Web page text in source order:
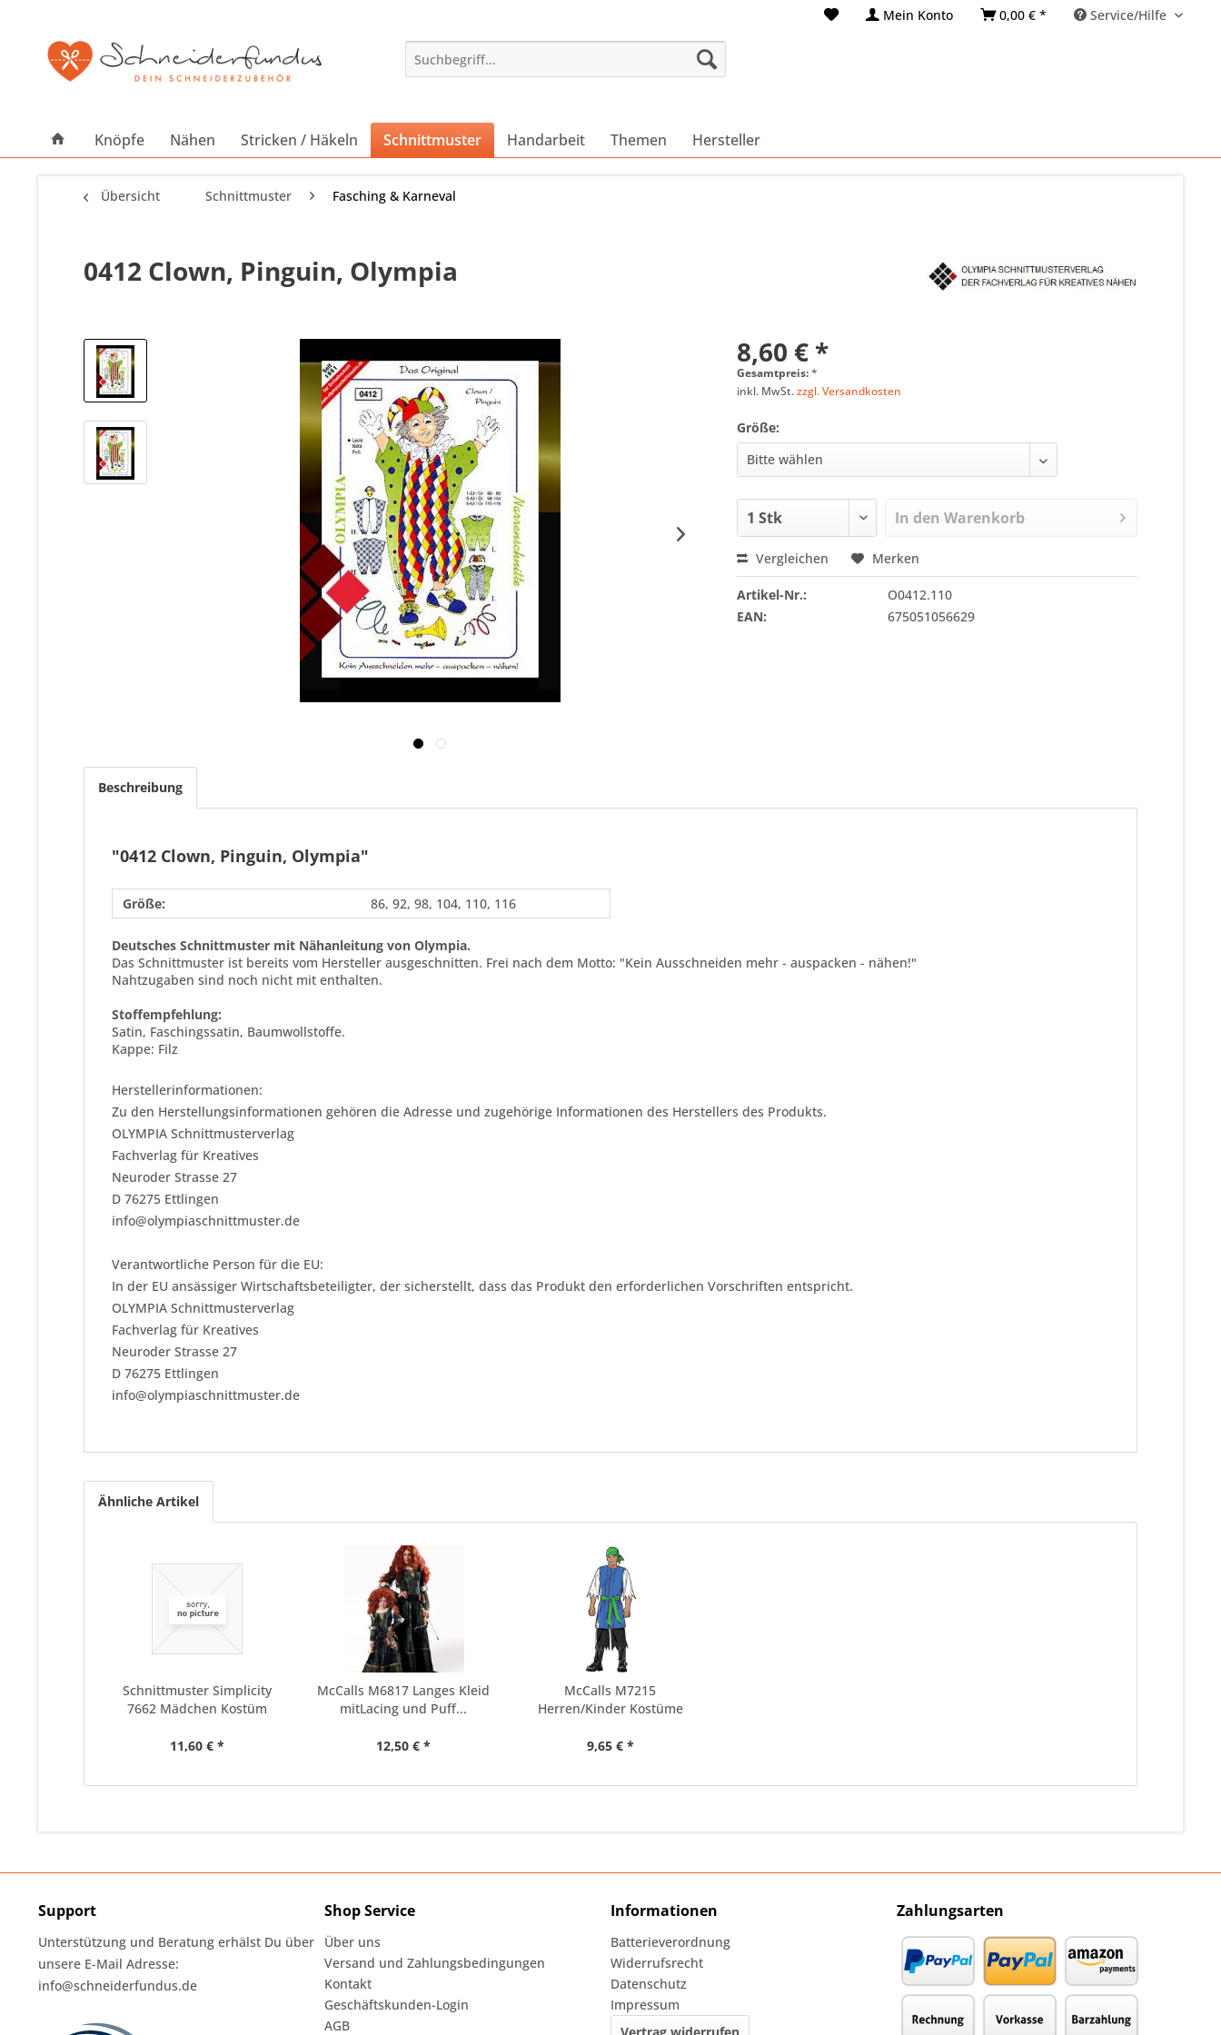
Mein Konto 0,00 € * Service/Hilfe
Knöpfe Nähen Stricken / Häkeln Schnittmuster Handarbeit Themen Hersteller
Übersicht Schnittmuster Fasching & Karneval
0412 Clown, Pinguin, Olympia
8,60 € *
Gesamtpreis:*
inkl. MwSt.zzgl. Versandkosten
Größe:
In den Warenkorb
Vergleichen Merken
Artikel-Nr.:
O0412.110
EAN:
675051056629
Beschreibung
"0412 Clown, Pinguin, Olympia"
Größe: 86, 92, 98, 104, 110, 116
Deutsches Schnittmuster mit Nähanleitung von Olympia.
Das Schnittmuster ist bereits vom Hersteller ausgeschnitten. Frei nach dem Motto: "Kein Ausschneiden mehr - auspacken - nähen!"
Nahtzugaben sind noch nicht mit enthalten.
Stoffempfehlung:
Satin, Faschingssatin, Baumwollstoffe.
Kappe: Filz
Herstellerinformationen:
Zu den Herstellungsinformationen gehören die Adresse und zugehörige Informationen des Herstellers des Produkts.
OLYMPIA Schnittmusterverlag
Fachverlag für Kreatives
Neuroder Strasse 27
D 76275 Ettlingen
info@olympiaschnittmuster.de
Verantwortliche Person für die EU:
In der EU ansässiger Wirtschaftsbeteiligter, der sicherstellt, dass das Produkt den erforderlichen Vorschriften entspricht.
OLYMPIA Schnittmusterverlag
Fachverlag für Kreatives
Neuroder Strasse 27
D 76275 Ettlingen
info@olympiaschnittmuster.de
Ähnliche Artikel
Schnittmuster Simplicity
7662 Mädchen Kostüm
11,60 € *
McCalls M6817 Langes Kleid
mitLacing und Puff...
12,50 € *
McCalls M7215
Herren/Kinder Kostüme
9,65 € *
Support
Unterstützung und Beratung erhälst Du über
unsere E-Mail Adresse:
info@schneiderfundus.de
Shop Service
Über uns
Versand und Zahlungsbedingungen
Kontakt
Geschäftskunden-Login
AGB
Informationen
Batterieverordnung
Widerrufsrecht
Datenschutz
Impressum
Zahlungsarten